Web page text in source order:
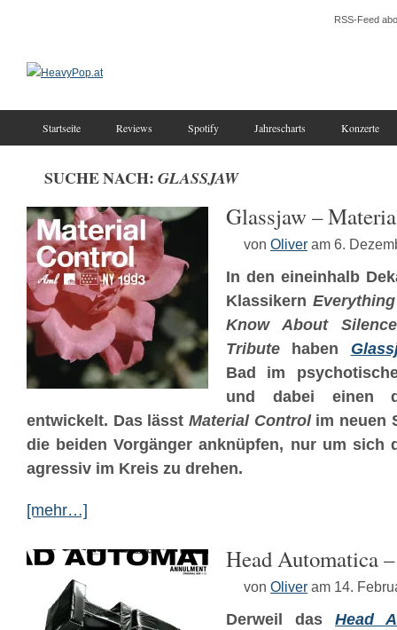
RSS-Feed
Startseite Reviews Spotify Jahrescharts Konzerte
SUCHE NACH: GLASSJAW
Glassjaw –
von Oliver am 6.
In den eineinhalb
Klassikern
Know About Silence
Tribute haben
Bad im
und dabei einen
entwickelt. Das lässt Material Controlim neuen
die beiden Vorgänger anknüpfen, nur um sich
agressiv im Kreis zu drehen.
[mehr…]
Head Automatica
von Oliver am 14.
Derweil das Head